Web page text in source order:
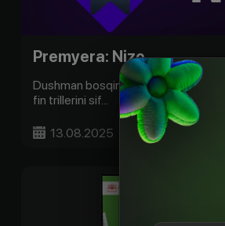
Premyera: Nizo
Dushman bosqini, hayot uchun
fin trillerini sif...
13.08.2025